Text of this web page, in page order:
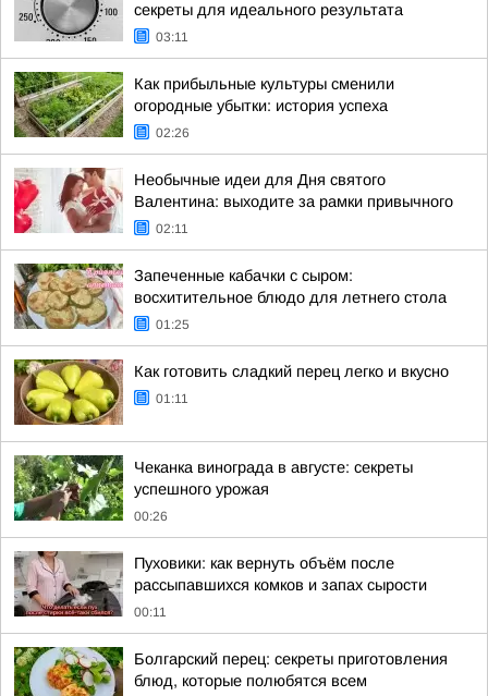
секреты для идеального результата
03:11
Как прибыльные культуры сменили
огородные убытки: история успеха
02:26
Необычные идеи для Дня святого
Валентина: выходите за рамки привычного
02:11
Запеченные кабачки с сыром:
восхитительное блюдо для летнего стола
01:25
Как готовить сладкий перец легко и вкусно
01:11
Чеканка винограда в августе: секреты
успешного урожая
00:26
Пуховики: как вернуть объём после
рассыпавшихся комков и запах сырости
00:11
Болгарский перец: секреты приготовления
блюд, которые полюбятся всем